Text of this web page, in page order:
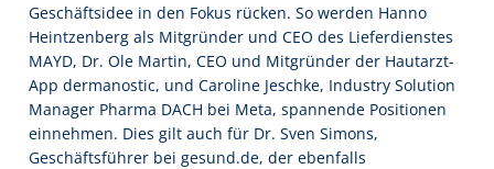
Geschäftsidee in den Fokus rücken. So werden Hanno
Heintzenberg als Mitgründer und CEO des Lieferdienstes
MAYD, Dr. Ole Martin, CEO und Mitgründer der Hautarzt-
App dermanostic, und Caroline Jeschke, Industry Solution
Manager Pharma DACH bei Meta, spannende Positionen
einnehmen. Dies gilt auch für Dr. Sven Simons,
Geschäftsführer bei gesund.de, der ebenfalls